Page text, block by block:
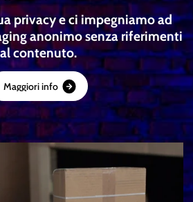
privacy e ci impegniamo ad
anonimo senza riferimenti
al contenuto.
Maggioriinfo